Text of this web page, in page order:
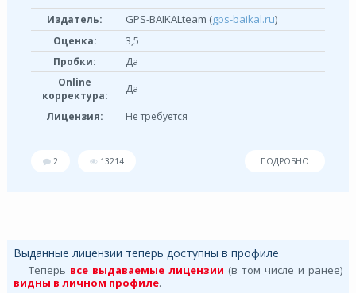
Издатель: GPS-BAIKALteam (gps-baikal.ru)
Оценка:
3,5
Пробки:
Да
Online
корректура:
Да
Лицензия: Не требуется
2 13214 ПОДРОБНО
Выданные лицензии теперь доступны в профиле
Теперь все выдаваемые лицензии (в том числе и ранее)
видны в личном профиле.